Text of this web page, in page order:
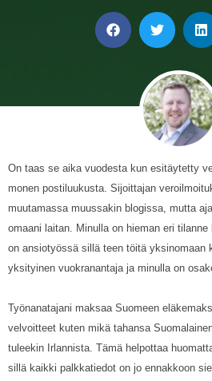
On taas se aika vuodesta kun esitäytetty
monen postiluukusta. Sijoittajan
muutamassa muussakin blogissa, mutta
omaani laitan. Minulla on hieman eri
on ansiotyössä sillä teen töitä yksinomaan
yksityinen vuokranantaja ja minulla on
Työnanatajani maksaa Suomeen
velvoitteet kuten mikä tahansa
tuleekin Irlannista. Tämä helpottaa
sillä kaikki palkkatiedot on jo ennakkoon